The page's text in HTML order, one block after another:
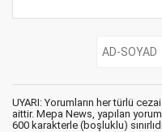
UYARI: Yorumların her türlü
aittir. Mepa News, yapılan
600 karakterle (boşluklu)